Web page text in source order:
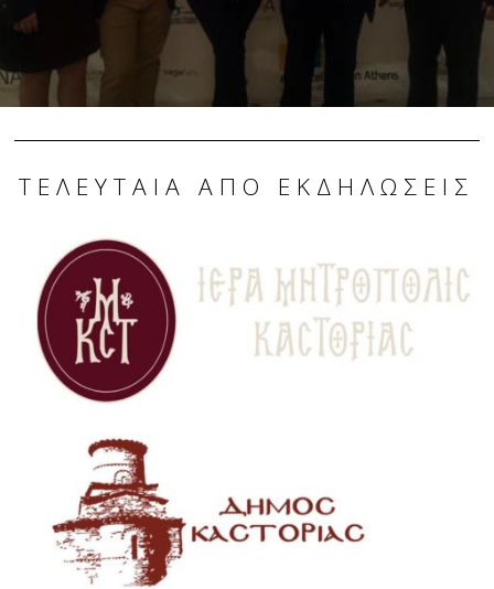
ΤΕΛΕΥΤΑΊΑ ΑΠΌ ΕΚΔΗΛΏΣΕΙΣ